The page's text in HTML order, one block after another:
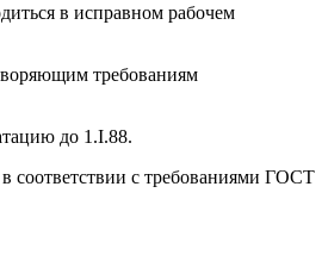
в ис­правном рабочем
требованиям
до 1.I.88.
соответствии с требованиями ГОСТ